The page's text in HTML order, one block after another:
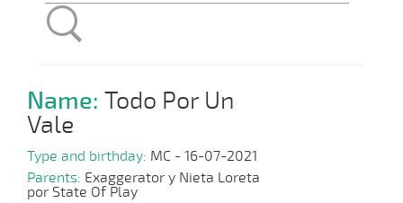
Name: Todo Por Un
Vale
Type and birthday: MC - 16-07-2021
Parents: Exaggerator y Nieta Loreta
por State Of Play